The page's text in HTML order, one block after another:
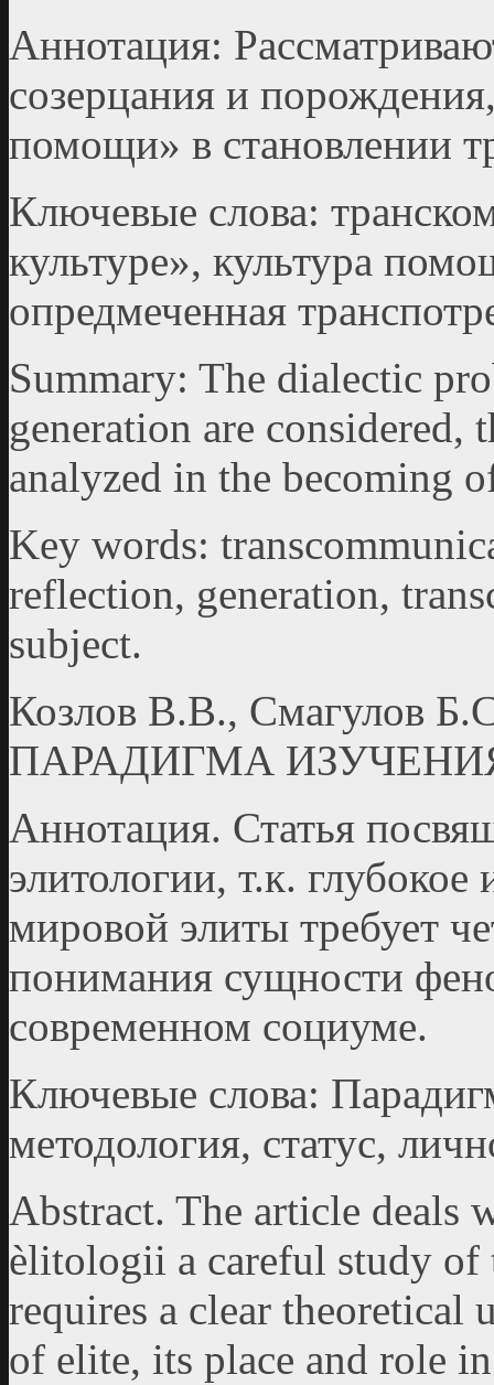
Аннотация:
созерцания и
помощи» в становлении
Ключевые слова:
культуре», культура
опредмеченная
Summary: The dialectic
generation are
analyzed in the becoming
Key words:
reflection, generation,
subject.
Козлов В.В.,
ПАРАДИГМА
Аннотация. Статья
элитологии, т.к.
мировой элиты требует
понимания сущности
современном социуме.
Ключевые слова:
методология, статус,
Abstract. The article deals
èlitologii a careful study
requires a clear theoretical
of elite, its place and role